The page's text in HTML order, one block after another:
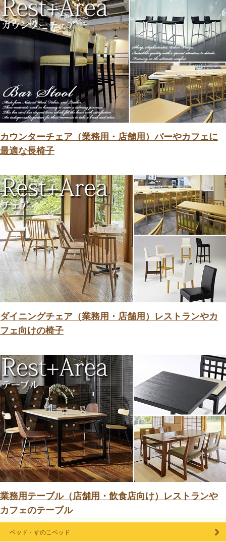
カウンターチェア（業務用・店舗用）バーやカフェに
最適な長椅子
ダイニングチェア（業務用・店舗用）レストランやカ
フェ向けの椅子
業務用テーブル（店舗用・飲食店向け）レストランや
カフェのテーブル
ベッド・すのこベッド